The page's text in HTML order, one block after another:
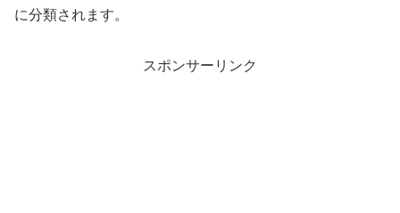
に分類されます。
スポンサーリンク